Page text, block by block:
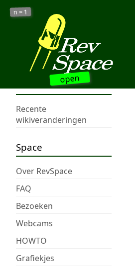
open
n = 1
Recente
wikiveranderingen
Space
Over RevSpace
FAQ
Bezoeken
Webcams
HOWTO
Grafiekjes